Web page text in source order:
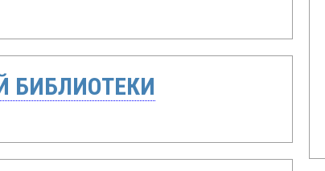
БИБЛИОТЕКИ